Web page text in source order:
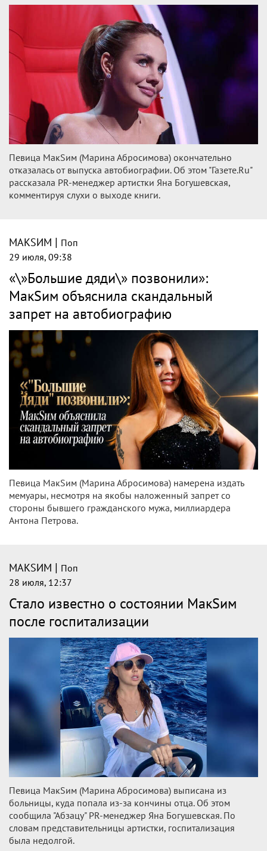
Певица МакSим (Марина Абросимова) окончательно
отказалась от выпуска автобиографии. Об этом "Газете.Ru"
рассказала PR‑менеджер артистки Яна Богушевская,
комментируя слухи о выходе книги.
МАКSИМ | Поп
29 июля, 09:38
«\»Большие дяди\» позвонили»:
МакSим объяснила скандальный
запрет на автобиографию
Певица МакSим (Марина Абросимова) намерена издать
мемуары, несмотря на якобы наложенный запрет со
стороны бывшего гражданского мужа, миллиардера
Антона Петрова.
МАКSИМ | Поп
28 июля, 12:37
Стало известно о состоянии МакSим
после госпитализации
Певица МакSим (Марина Абросимова) выписана из
больницы, куда попала из-за кончины отца. Об этом
сообщила "Абзацу" PR‑менеджер Яна Богушевская. По
словам представительницы артистки, госпитализация
была недолгой.